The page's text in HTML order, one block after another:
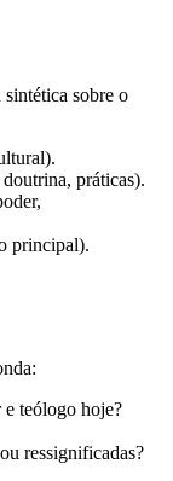
sobre o
práticas).
principal)​.
e teólogo hoje?
ressignificadas?